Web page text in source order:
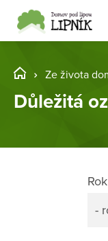
Ze života
Důležitá
Rok
-